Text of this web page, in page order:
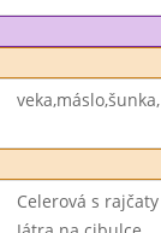
Celerová s rajčaty